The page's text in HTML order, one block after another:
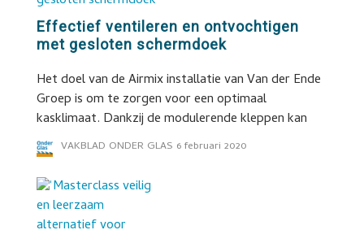
Effectief ventileren en ontvochtigen
met gesloten schermdoek
Het doel van de Airmix installatie van Van der Ende
Groep is om te zorgen voor een optimaal
kasklimaat. Dankzij de modulerende kleppen kan
VAKBLAD ONDER GLAS 6 februari 2020